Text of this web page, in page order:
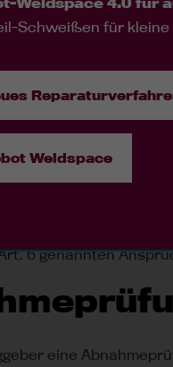
der Lieferverzug
er bis zur
Waren hat der
die
Verzögerung nicht
oder unter
der Ware
gerechtfertigten
enthalten sind.
6 genannten
eine
Schweißen für kleine
Weldspace